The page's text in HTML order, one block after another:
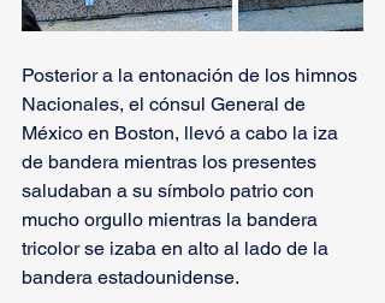
Posterior a la entonación de los himnos
Nacionales, el cónsul General de
México en Boston, llevó a cabo la iza
de bandera mientras los presentes
saludaban a su símbolo patrio con
mucho orgullo mientras la bandera
tricolor se izaba en alto al lado de la
bandera estadounidense.